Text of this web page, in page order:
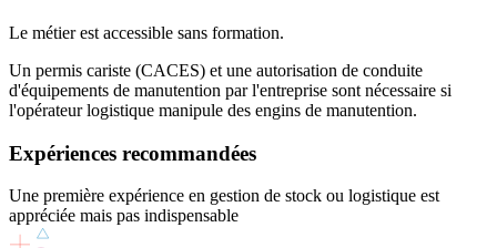
Le métier est accessible sans formation.
Un permis cariste (CACES) et une autorisation de conduite
d'équipements de manutention par l'entreprise sont nécessaire si
l'opérateur logistique manipule des engins de manutention.
Expériences recommandées
Une première expérience en gestion de stock ou logistique est
appréciée mais pas indispensable